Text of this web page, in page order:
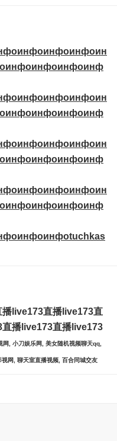
инфоинфоинфоин
инфоинфоинфоинф
инфоинфоинфоин
инфоинфоинфоинф
инфоинфоинфоин
инфоинфоинфоинф
инфоинфоинфоин
инфоинфоинфоинф
инфоинфоtuchkas
播 live173直播 live173直
直播 live173直播 live173
网, 小刀娱乐网, 美女随机视频聊天qq,
网, 聊天室直播视频, 百合同城交友